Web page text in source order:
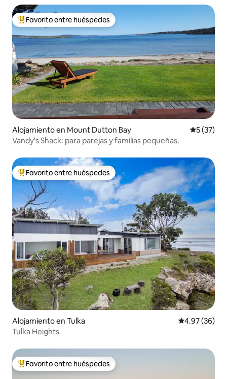
Favorito entre huéspedes preferido
Favorito entre huéspedes
Alojamiento en Mount Dutton Bay
5 (37)
Vandy's Shack: para parejas y familias pequeñas.
Favorito entre huéspedes preferido
Favorito entre huéspedes
Alojamiento en Tulka Calificación
4.97 (36)
Tulka Heights
Favorito entre huéspedes preferido
Favorito entre huéspedes